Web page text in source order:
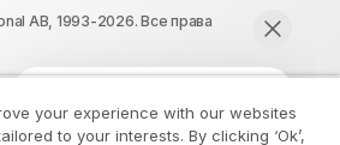
AB, 1993-2026. Все права
к программе
your experience with our websites
to your interests. By clicking ‘Ok’,